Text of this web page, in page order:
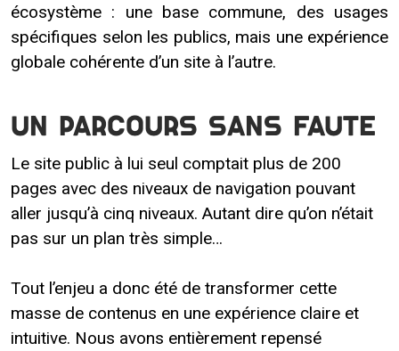
écosystème : une base commune, des usages
spécifiques selon les publics, mais une expérience
globale cohérente d’un site à l’autre.
Un parcours sans faute
Le site public à lui seul comptait plus de 200
pages avec des niveaux de navigation pouvant
aller jusqu’à cinq niveaux. Autant dire qu’on n’était
pas sur un plan très simple…
Tout l’enjeu a donc été de transformer cette
masse de contenus en une expérience claire et
intuitive. Nous avons entièrement repensé